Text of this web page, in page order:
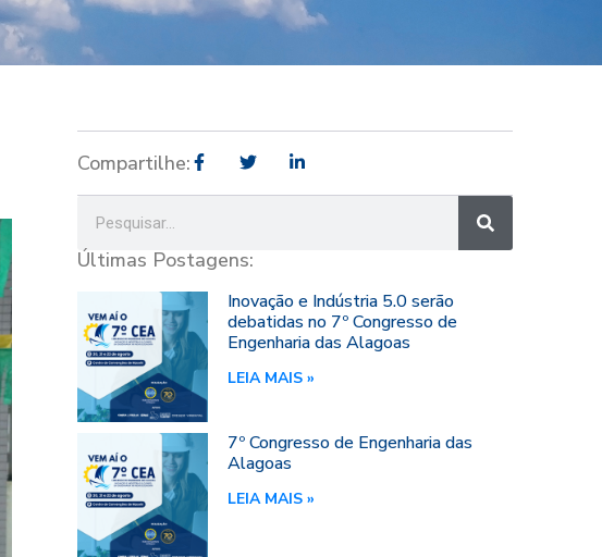
Compartilhe:
Últimas Postagens:
Inovação e Indústria 5.0 serão
debatidas no 7º Congresso de
Engenharia das Alagoas
LEIA MAIS »
7º Congresso de Engenharia das
Alagoas
LEIA MAIS »